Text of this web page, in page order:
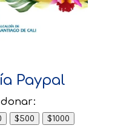
Paypal
$500 $1000